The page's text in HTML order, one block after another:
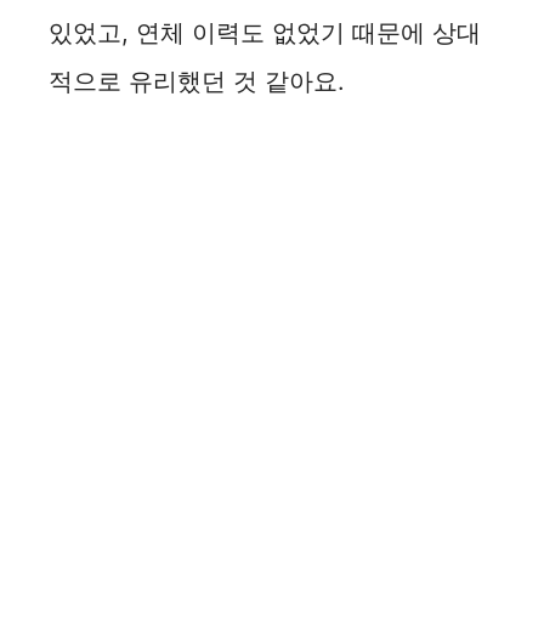
있었고, 연체 이력도 없었기 때문에 상대
적으로 유리했던 것 같아요.